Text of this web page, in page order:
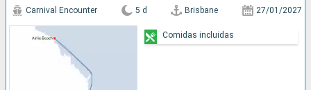
Carnival Encounter 5 d Brisbane 27/01/2027
Comidas incluidas